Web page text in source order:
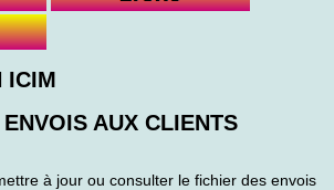
ICIM
AUX CLIENTS
à jour ou consulter le fichier des envois